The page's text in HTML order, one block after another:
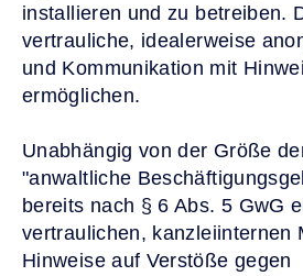
installieren und zu betreiben.
vertrauliche, idealerweise
und Kommunikation mit
ermöglichen.
Unabhängig von der Größe
"anwaltliche
bereits nach § 6 Abs. 5 GwG
vertraulichen, kanzleiinternen
Hinweise auf Verstöße gegen